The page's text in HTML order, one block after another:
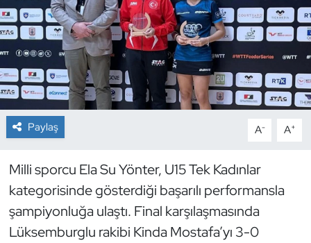
Paylaş A- A+
Milli sporcu Ela Su Yönter, U15 Tek Kadınlar
kategorisinde gösterdiği başarılı performansla
şampiyonluğa ulaştı. Final karşılaşmasında
Lüksemburglu rakibi Kinda Mostafa’yı 3-0
Çim Hokeyi
Cimnastik
Curling
Dağcılık
Dövüş Sanatı
E-Spor